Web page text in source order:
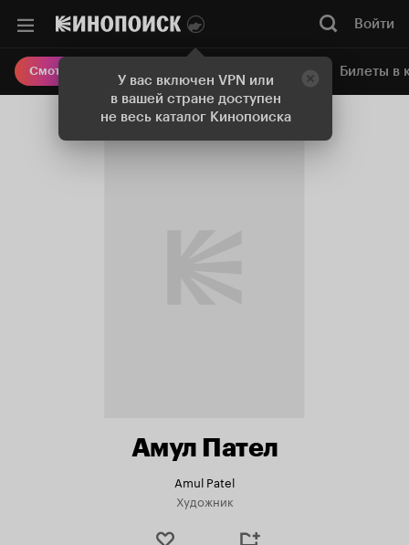
У вас включен VPN или
в вашей стране доступен
не весь каталог Кинопоиска
Войти
Смотреть кино Онлайн-кинотеатр Билеты в
Амул Пател
Amul Patel
Художник